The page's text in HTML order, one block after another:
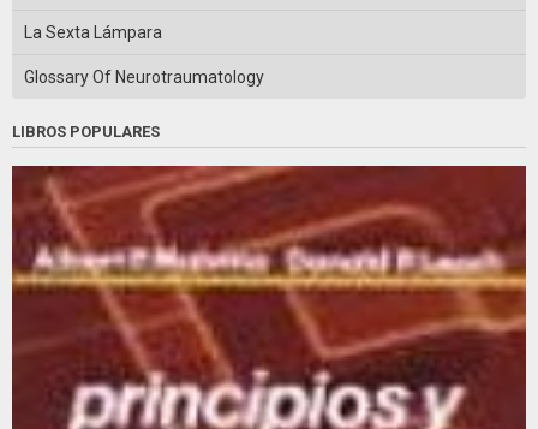
La Sexta Lámpara
Glossary Of Neurotraumatology
LIBROS POPULARES